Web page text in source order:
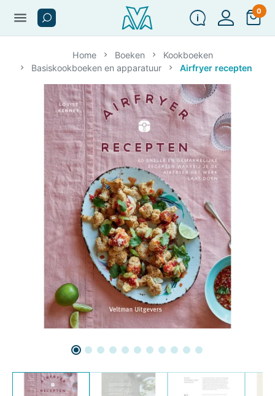
menu 0
Home Boeken
Kookboeken
Basiskookboeken en apparatuur
Airfryer recepten